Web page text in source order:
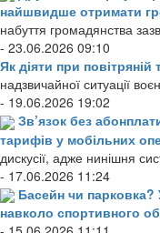
найшвидше отримати
набуття громадянства
- 23.06.2026 09:10
Як діяти при повітряній
надзвичайної ситуації
- 19.06.2026 19:02
Зв’язок без
тарифів у мобільних
дискусії, адже нинішня
- 17.06.2026 11:24
Басейн чи парковка?
навколо спортивного